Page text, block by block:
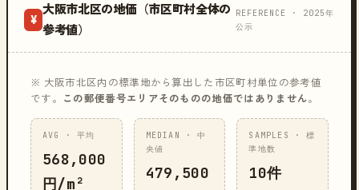
¥
大阪市北区の地価（市区町村全体の
参考値）
REFERENCE · 2025年
公示
※ 大阪市北区内の標準地から算出した市区町村単位の参考値
です。
この郵便番号エリアそのものの地価ではありません。
AVG · 平均
568,000
円/m²
MEDIAN · 中
央値
479,500
SAMPLES · 標
準地数
10件